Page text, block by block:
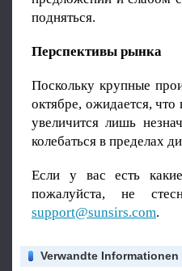
подняться.
Перспективы рынка
Поскольку крупные
октябре, ожидается,
увеличится лишь
колебаться в пределах
Если у вас есть
пожалуйста, не
support@sunsirs.com.
Verwandte Informationen